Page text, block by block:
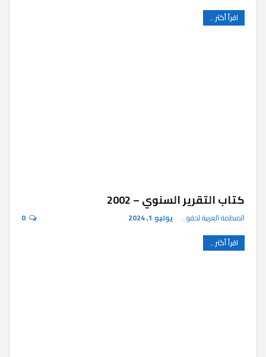
اقرأ أكثر...
كتاب التقرير السنوي – 2002
المنظمة العربية لحقوق الإنسان يوليو 1, 2024
اقرأ أكثر...